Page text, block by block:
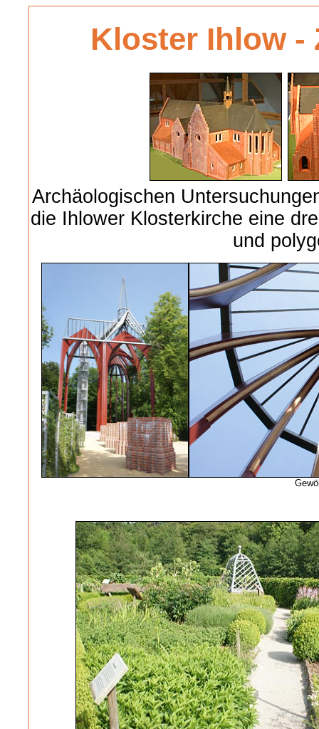
Kloster Ihlow -
Archäologischen
die Ihlower Klosterkirche eine
und